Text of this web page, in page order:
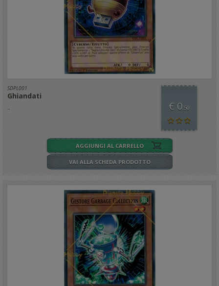
SDPL001
Ghiandati
.. € 0,50
AGGIUNGI AL CARRELLO
VAI ALLA SCHEDA PRODOTTO